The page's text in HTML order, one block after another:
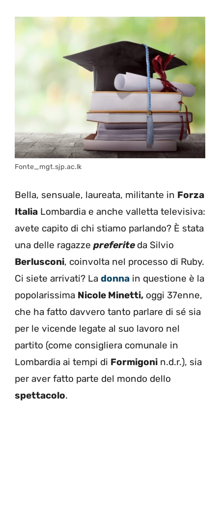
Fonte_mgt.sjp.ac.lk
Bella, sensuale, laureata, militante in Forza
Italia Lombardia e anche valletta televisiva:
avete capito di chi stiamo parlando? È stata
una delle ragazze preferite da Silvio
Berlusconi, coinvolta nel processo di Ruby.
Ci siete arrivati? La donna in questione è la
popolarissima Nicole Minetti, oggi 37enne,
che ha fatto davvero tanto parlare di sé sia
per le vicende legate al suo lavoro nel
partito (come consigliera comunale in
Lombardia ai tempi di Formigoni n.d.r.), sia
per aver fatto parte del mondo dello
spettacolo.